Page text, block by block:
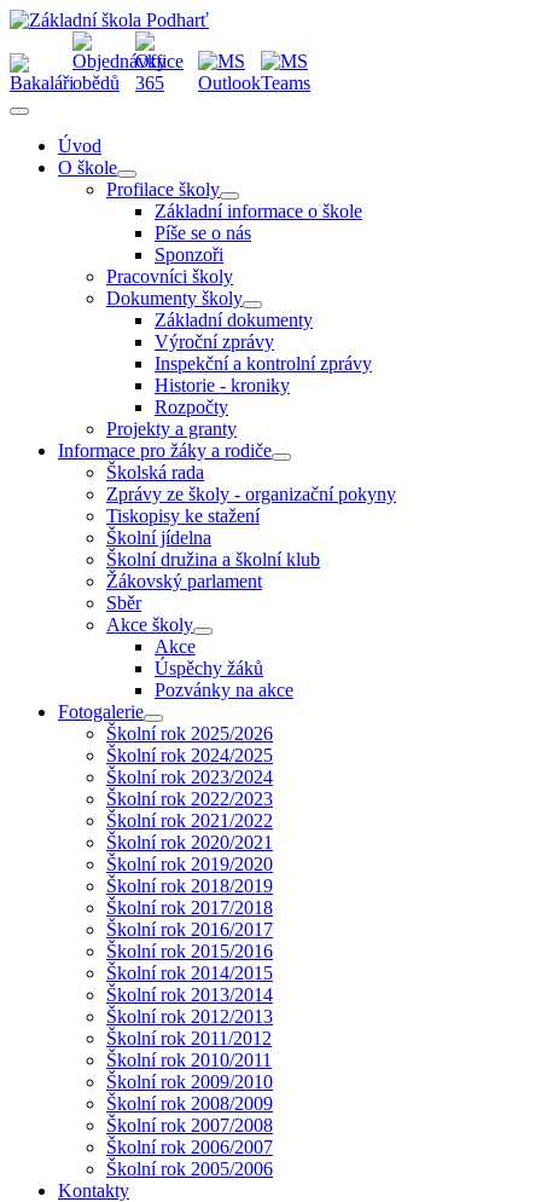
Úvod
O škole
Profilace školy
Základní informace o škole
Píše se o nás
Sponzoři
Pracovníci školy
Dokumenty školy
Základní dokumenty
Výroční zprávy
Inspekční a kontrolní zprávy
Historie - kroniky
Rozpočty
Projekty a granty
Informace pro žáky a rodiče
Školská rada
Zprávy ze školy - organizační pokyny
Tiskopisy ke stažení
Školní jídelna
Školní družina a školní klub
Žákovský parlament
Sběr
Akce školy
Akce
Úspěchy žáků
Pozvánky na akce
Fotogalerie
Školní rok 2025/2026
Školní rok 2024/2025
Školní rok 2023/2024
Školní rok 2022/2023
Školní rok 2021/2022
Školní rok 2020/2021
Školní rok 2019/2020
Školní rok 2018/2019
Školní rok 2017/2018
Školní rok 2016/2017
Školní rok 2015/2016
Školní rok 2014/2015
Školní rok 2013/2014
Školní rok 2012/2013
Školní rok 2011/2012
Školní rok 2010/2011
Školní rok 2009/2010
Školní rok 2008/2009
Školní rok 2007/2008
Školní rok 2006/2007
Školní rok 2005/2006
Kontakty